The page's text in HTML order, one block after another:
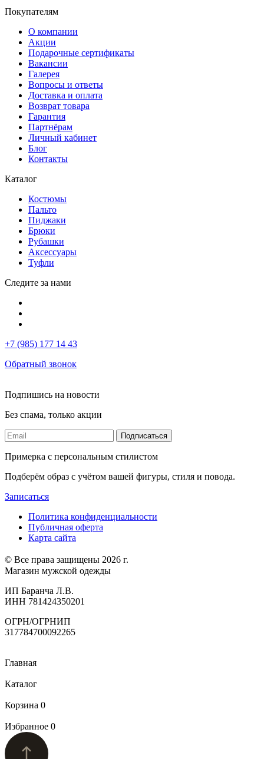
Покупателям
О компании
Акции
Подарочные сертификаты
Вакансии
Галерея
Вопросы и ответы
Доставка и оплата
Возврат товара
Гарантия
Партнёрам
Личный кабинет
Блог
Контакты
Каталог
Костюмы
Пальто
Пиджаки
Брюки
Рубашки
Аксессуары
Туфли
Следите за нами
+7 (985) 177 14 43
Обратный звонок
Подпишись на новости
Без спама, только акции
Подписаться
Примерка с персональным стилистом
Подберём образ с учётом вашей фигуры, стиля и повода.
Записаться
Политика конфиденциальности
Публичная оферта
Карта сайта
© Все права защищены 2026 г.
Магазин мужской одежды
ИП Баранча Л.В.
ИНН 781424350201
ОГРН/ОГРНИП
317784700092265
Главная
Каталог
Корзина 0
Избранное 0